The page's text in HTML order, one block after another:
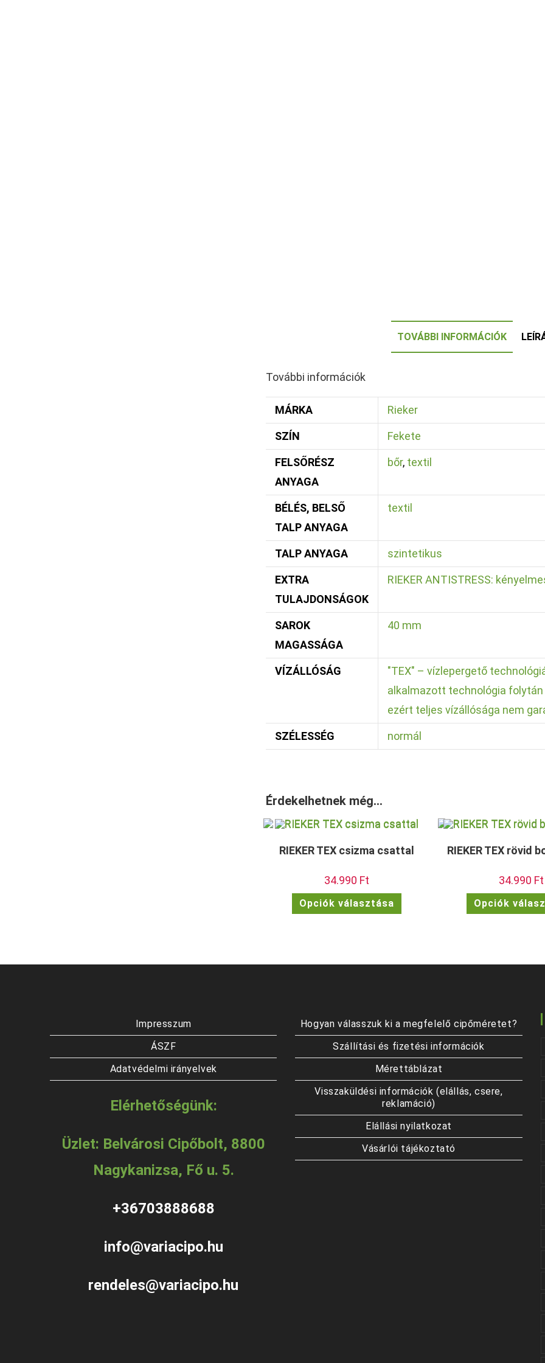
TOVÁBBI INFORMÁCIÓK
További információk
MÁRKA Rieker
SZÍN Fekete
FELSŐRÉSZ
ANYAGA
bőr, textil
BÉLÉS, BELSŐ
TALP ANYAGA
textil
TALP ANYAGA szintetikus
EXTRA
TULAJDONSÁGOK
RIEKER ANTISTRESS:
SAROK
MAGASSÁGA
40 mm
VÍZÁLLÓSÁG
"TEX" – vízlepergető
alkalmazott technológia
ezért teljes vízállósága nem
SZÉLESSÉG normál
Érdekelhetnek még…
RIEKER TEX csizma csattal
34.990 Ft
Opciók választása
terméknek
a
RIEKER TEX rövid
34.990 Ft
Opciók
Impresszum
ÁSZF
Adatvédelmi irányelvek
Elérhetőségünk:
Üzlet: Belvárosi Cipőbolt, 8800
Nagykanizsa, Fő u. 5.
+36703888688
info@variacipo.hu
rendeles@variacipo.hu
Hogyan válasszuk ki a megfelelő cipőméretet?
Szállítási és fizetési információk
Mérettáblázat
Visszaküldési információk (elállás, csere,
reklamáció)
Elállási nyilatkozat
Vásárlói tájékoztató